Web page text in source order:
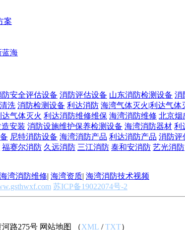
案
蓝海
防安全评估设备 消防评估设备 山东消防检测设备 消
洗 消防检测设备 利达消防 海湾气体灭火|利达气体
达气体灭火 利达消防维修维保 海湾消防维修 北京烟
安装 消防设施维护保养检测设备 海湾消防器材 利
尼特消防设备 海湾消防产品 利达消防产品 消防评
福赛尔消防 久远消防 三江消防 泰和安消防 艺光消防
海湾消防维修| 海湾资质| 海湾消防技术视频
苏ICP备19022074号-2
路275号 网站地图 （XML /TXT）